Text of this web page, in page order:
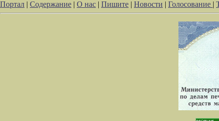
Портал | Содержание | О нас | Пишите | Новости | Голосование |